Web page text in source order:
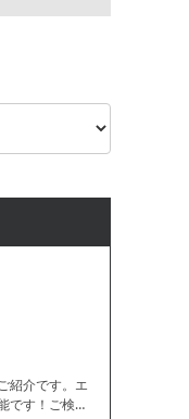
紹介です。エ
です！ご検討